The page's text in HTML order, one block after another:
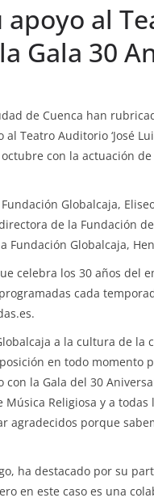
al
Gala 30
de Cuenca han
Teatro Auditorio ‘José
con la actuación
Globalcaja,
de la Fundación
Fundación Globalcaja,
celebra los 30 años del
cada
a la cultura de la
en todo momento
la Gala del 30
Religiosa y a
agradecidos porque
ha destacado por su
en este caso es una